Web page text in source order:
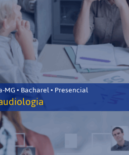
MG • Bacharel • Presencial